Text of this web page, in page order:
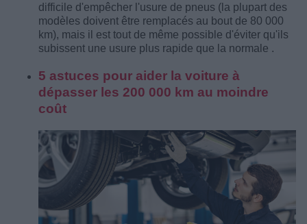
difficile d'empêcher l'usure de pneus (la plupart des
modèles doivent être remplacés au bout de 80 000
km), mais il est tout de même possible d'éviter qu'ils
subissent une usure plus rapide que la normale .
5 astuces pour aider la voiture à
dépasser les 200 000 km au moindre
coût